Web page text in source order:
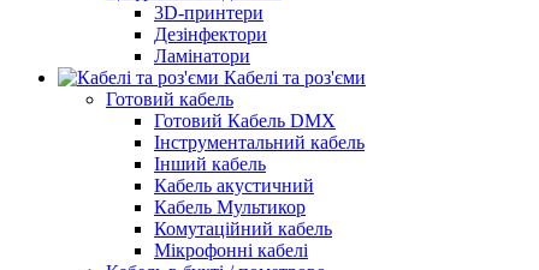
3D-принтери
Дезінфектори
Ламінатори
Кабелі та роз'єми
Готовий кабель
Готовий Кабель DMX
Інструментальний кабель
Інший кабель
Кабель акустичний
Кабель Мультикор
Комутаційний кабель
Мікрофонні кабелі